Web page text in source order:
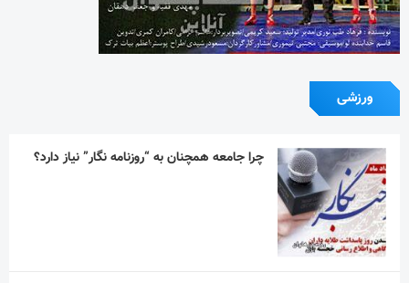
ورزشی
چرا جامعه همچنان به “روزنامه نگار” نیاز دارد؟